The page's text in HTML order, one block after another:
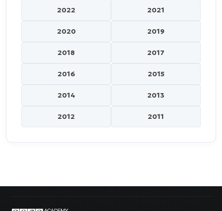
2022 2021
2020 2019
2018 2017
2016 2015
2014 2013
2012 2011